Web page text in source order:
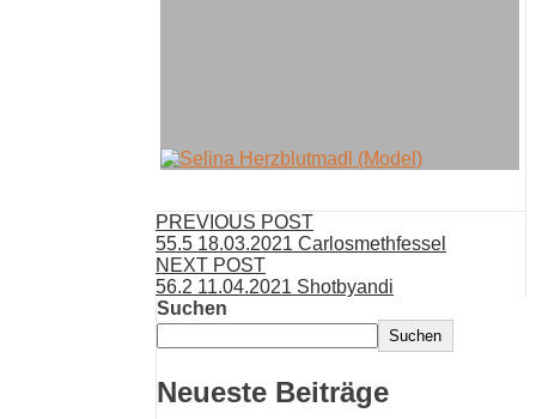
PREVIOUS POST
55.5 18.03.2021 Carlosmethfessel
NEXT POST
56.2 11.04.2021 Shotbyandi
Suchen
Suchen
Neueste Beiträge